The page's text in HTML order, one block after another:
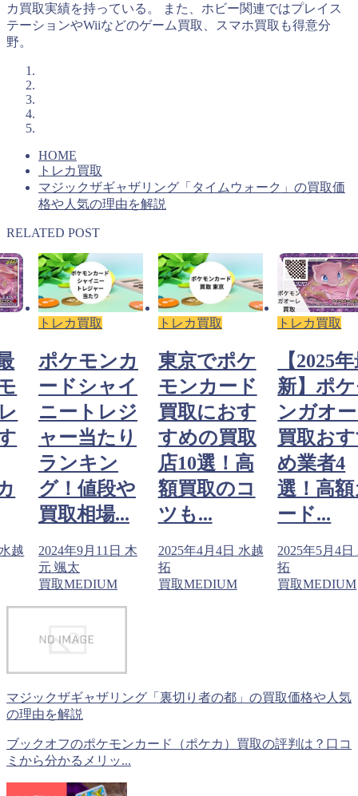
カ買取実績を持っている。 また、ホビー関連ではプレイス
テーションやWiiなどのゲーム買取、スマホ買取も得意分
野。
HOME
トレカ買取
マジックザギャザリング「タイムウォーク」の買取価
格や人気の理由を解説
RELATED POST
木
トレカ買取
東京でポケ
モンカード
買取におす
すめの買取
店10選！高
額買取のコ
ツも...
2025年4月4日 水越
拓
買取MEDIUM
トレカ買取
【2025年最
新】ポケモ
ンガオーレ
買取おすす
め業者4
選！高額カ
ード...
2025年5月4日 水越
拓
買取MEDIUM
トレカ買取
ポケモ
ードシ
ニート
ャー当
ランキン
グ！値
買取相場
2024年9月11
元 颯太
買取MEDIUM
マジックザギャザリング「裏切り者の都」の買取価格や人気
の理由を解説
ブックオフのポケモンカード（ポケカ）買取の評判は？口コ
ミから分かるメリッ...